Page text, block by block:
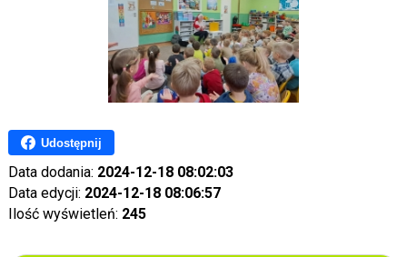
Udostępnij
Data dodania: 2024-12-18 08:02:03
Data edycji: 2024-12-18 08:06:57
Ilość wyświetleń: 245